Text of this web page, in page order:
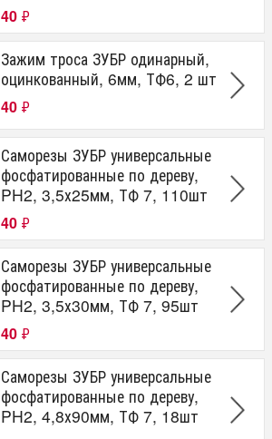
40 ₽
Зажим троса ЗУБР одинарный,
оцинкованный, 6мм, ТФ6, 2 шт
40 ₽
Саморезы ЗУБР универсальные
фосфатированные по дереву,
PH2, 3,5х25мм, ТФ 7, 110шт
40 ₽
Саморезы ЗУБР универсальные
фосфатированные по дереву,
PH2, 3,5х30мм, ТФ 7, 95шт
40 ₽
Саморезы ЗУБР универсальные
фосфатированные по дереву,
PH2, 4,8х90мм, ТФ 7, 18шт